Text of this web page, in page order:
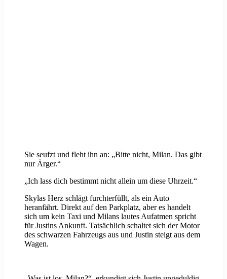
Sie seufzt und fleht ihn an: „Bitte nicht, Milan. Das gibt
nur Ärger.“
„Ich lass dich bestimmt nicht allein um diese Uhrzeit.“
Skylas Herz schlägt furchterfüllt, als ein Auto
heranfährt. Direkt auf den Parkplatz, aber es handelt
sich um kein Taxi und Milans lautes Aufatmen spricht
für Justins Ankunft. Tatsächlich schaltet sich der Motor
des schwarzen Fahrzeugs aus und Justin steigt aus dem
Wagen.